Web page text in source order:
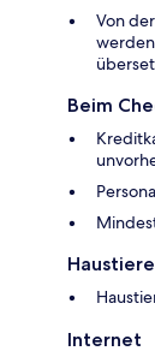
Von
Beim
Haustiere
Internet